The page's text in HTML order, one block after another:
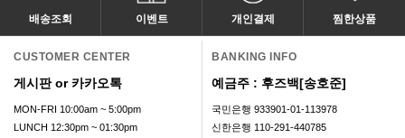
배송조회 이벤트 개인결제 찜한상품
CUSTOMER CENTER
게시판 or 카카오톡
MON-FRI 10:00am ~ 5:00pm
LUNCH 12:30pm ~ 01:30pm
BANKING INFO
예금주 : 후즈백[송호준]
국민은행 933901-01-113978
신한은행 110-291-440785